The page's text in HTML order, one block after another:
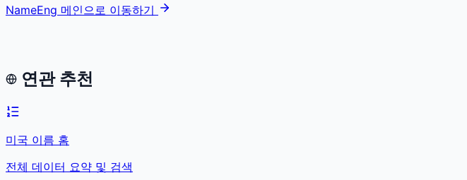
NameEng 메인으로 이동하기
연관 추천
미국 이름 홈
전체 데이터 요약 및 검색